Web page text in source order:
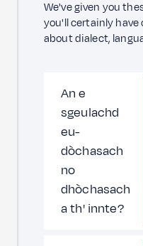
We've given you
you'll certainly
about dialect,
An e
sgeulachd
eu-
dòchasach
no
dhòchasach
a th' innte?